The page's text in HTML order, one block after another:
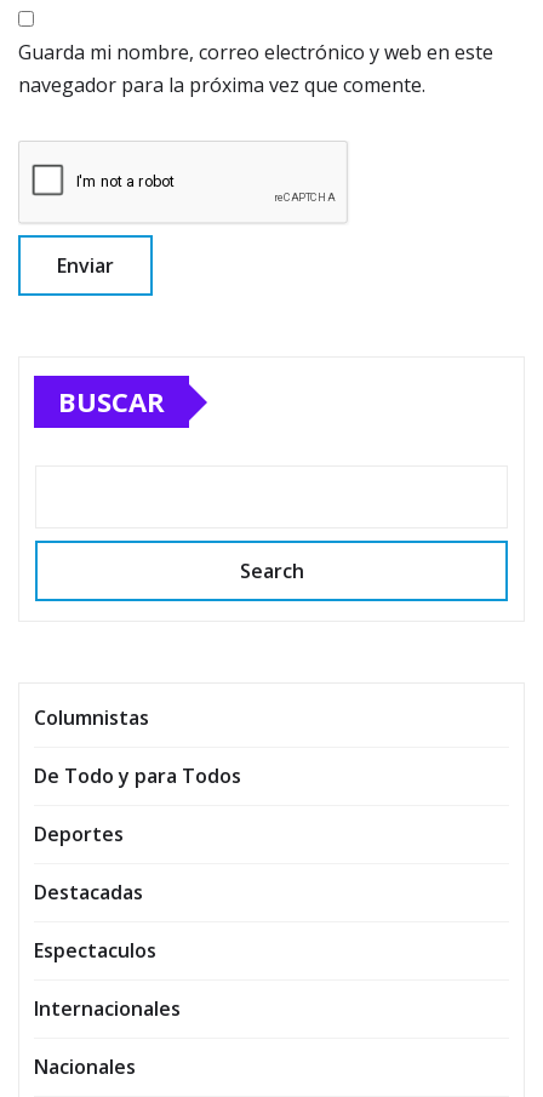
Guarda mi nombre, correo electrónico y web en este
navegador para la próxima vez que comente.
BUSCAR
Search
Columnistas
De Todo y para Todos
Deportes
Destacadas
Espectaculos
Internacionales
Nacionales